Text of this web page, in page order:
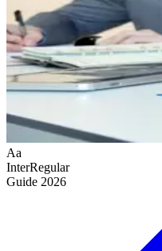
Aa
InterRegular
Guide 2026